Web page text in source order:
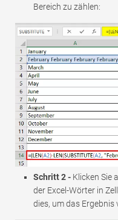
Bereich zu zählen:
Schritt 2 - Klicken Sie
der Excel-Wörter in
dies, um das Ergebnis